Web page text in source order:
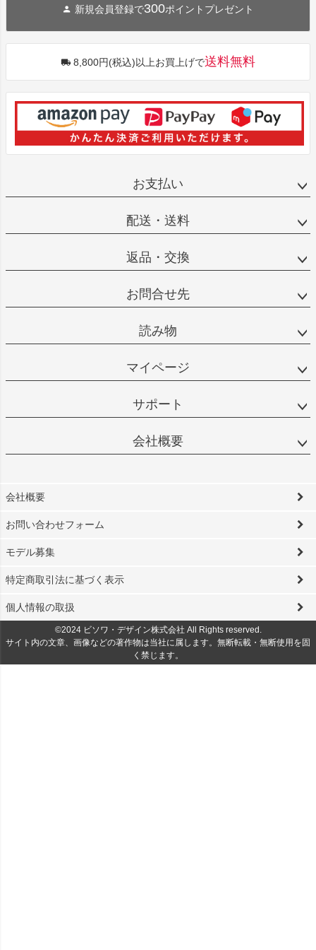
新規会員登録で300ポイントプレゼント
8,800円(税込)以上お買上げで送料無料
お支払い
配送・送料
返品・交換
お問合せ先
読み物
マイページ
サポート
会社概要
会社概要
お問い合わせフォーム
モデル募集
特定商取引法に基づく表示
個人情報の取扱
©2024 ビソワ・デザイン株式会社 All Rights reserved.
サイト内の文章、画像などの著作物は当社に属します。無断転載・無断使用を固
く禁じます。